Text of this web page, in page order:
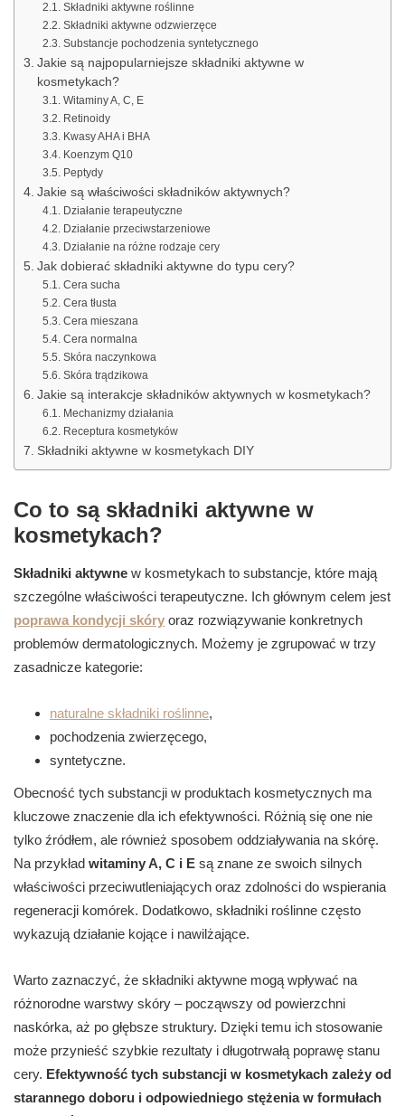
Składniki aktywne roślinne
Składniki aktywne odzwierzęce
Substancje pochodzenia syntetycznego
Jakie są najpopularniejsze składniki aktywne w
kosmetykach?
Witaminy A, C, E
Retinoidy
Kwasy AHA i BHA
Koenzym Q10
Peptydy
Jakie są właściwości składników aktywnych?
Działanie terapeutyczne
Działanie przeciwstarzeniowe
Działanie na różne rodzaje cery
Jak dobierać składniki aktywne do typu cery?
Cera sucha
Cera tłusta
Cera mieszana
Cera normalna
Skóra naczynkowa
Skóra trądzikowa
Jakie są interakcje składników aktywnych w kosmetykach?
Mechanizmy działania
Receptura kosmetyków
Składniki aktywne w kosmetykach DIY
Co to są składniki aktywne w
kosmetykach?
Składniki aktywne w kosmetykach to substancje, które mają
szczególne właściwości terapeutyczne. Ich głównym celem jest
poprawa kondycji skóry oraz rozwiązywanie konkretnych
problemów dermatologicznych. Możemy je zgrupować w trzy
zasadnicze kategorie:
naturalne składniki roślinne,
pochodzenia zwierzęcego,
syntetyczne.
Obecność tych substancji w produktach kosmetycznych ma
kluczowe znaczenie dla ich efektywności. Różnią się one nie
tylko źródłem, ale również sposobem oddziaływania na skórę.
Na przykład witaminy A, C i E są znane ze swoich silnych
właściwości przeciwutleniających oraz zdolności do wspierania
regeneracji komórek. Dodatkowo, składniki roślinne często
wykazują działanie kojące i nawilżające.
Warto zaznaczyć, że składniki aktywne mogą wpływać na
różnorodne warstwy skóry – począwszy od powierzchni
naskórka, aż po głębsze struktury. Dzięki temu ich stosowanie
może przynieść szybkie rezultaty i długotrwałą poprawę stanu
cery. Efektywność tych substancji w kosmetykach zależy od
starannego doboru i odpowiedniego stężenia w formułach